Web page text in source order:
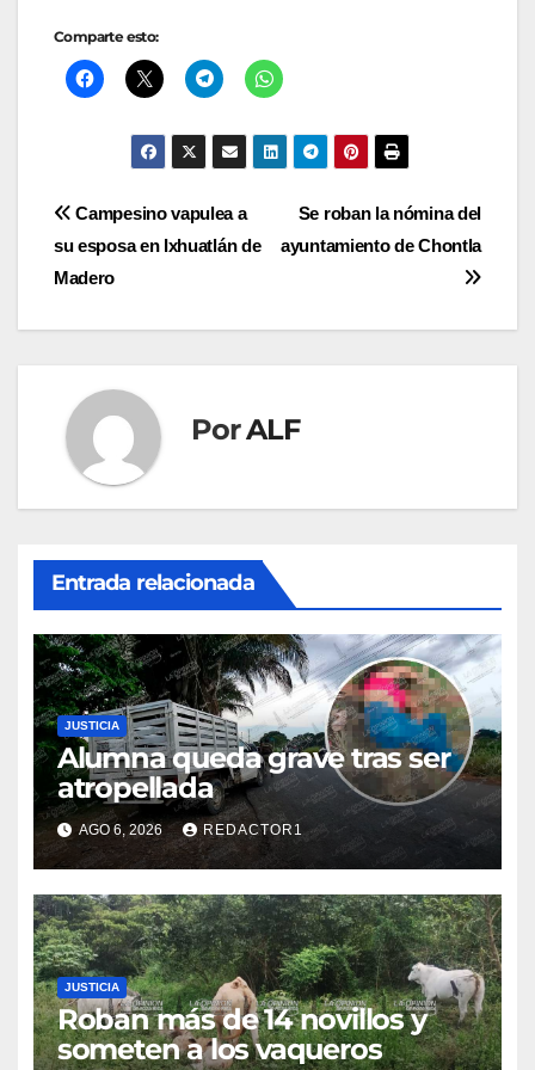
Comparte esto:
Navegación
de
entradas
Se roban la nómina del
ayuntamiento de Chontla
Campesino vapulea a
su esposa en Ixhuatlán de
Madero
PorALF
Entrada relacionada
JUSTICIA
Alumna queda grave tras ser
atropellada
AGO 6, 2026 REDACTOR1
JUSTICIA
Roban más de 14 novillos y
someten a los vaqueros